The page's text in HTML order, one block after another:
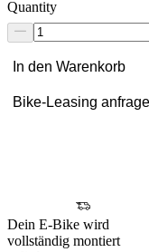
Quantity
In den Warenkorb
Bike-Leasing
Dein E-Bike wird
vollständig montiert